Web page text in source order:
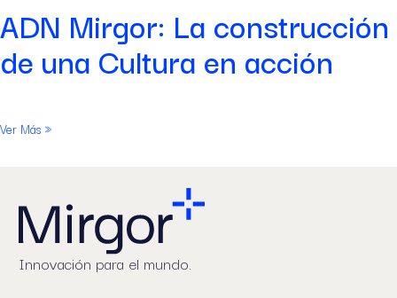
ADN Mirgor: La construcción
de una Cultura en acción
Ver Más »
Innovación para el mundo.